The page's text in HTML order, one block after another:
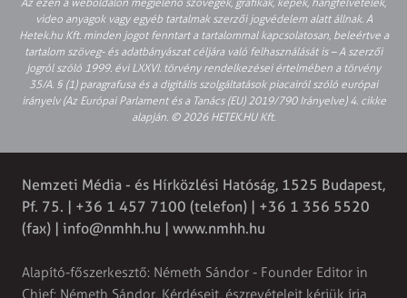
video anyagok vagy egyéb tartalmak szerzői jogvédelem alatt állnak. A
Hetek.hu Kft. minden jogot fenntart a tartalommal kapcsolatosan, beleértve a
tartalom szöveg- és adatbányászat céljára való felhasználását is – A szerzői
jogról szóló 1999. évi LXXVI. törvény rendelkezései értelmében a törvény
35/A. § (1) paragrafusa és a digitális szolgáltatások piacairól szóló európai
irányelv (Az Európai Parlament és a Tanács (EU) 2019/790 Irányelve) 4. cikke
alapján. © 2026 HETEK.HU Kft.
Nemzeti Média - és Hírközlési Hatóság, 1525 Budapest,
Pf. 75. | +36 1 457 7100 (telefon) | +36 1 356 5520
(fax) | info@nmhh.hu | www.nmhh.hu
Alapító-főszerkesztő: Németh Sándor - Founder Editor in
Chief: Németh Sándor. Kérdéseit, észrevételeit kérjük írja